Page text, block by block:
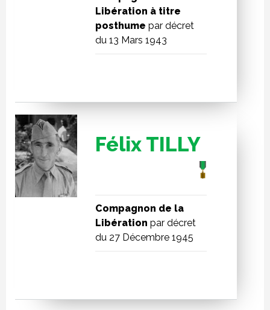
Libération à titre
posthume par décret
du 13 Mars 1943
Félix TILLY
Compagnon de la
Libération par décret
du 27 Décembre 1945